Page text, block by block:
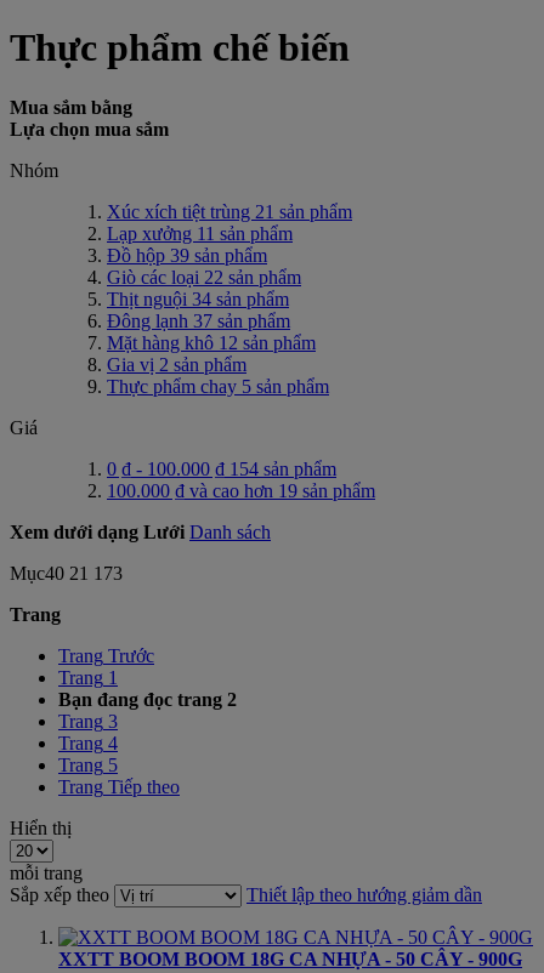
Thực phẩm chế biến
Mua sắm bằng
Lựa chọn mua sắm
Nhóm
Xúc xích tiệt trùng 21 sản phẩm
Lạp xưởng 11 sản phẩm
Đồ hộp 39 sản phẩm
Giò các loại 22 sản phẩm
Thịt nguội 34 sản phẩm
Đông lạnh 37 sản phẩm
Mặt hàng khô 12 sản phẩm
Gia vị 2 sản phẩm
Thực phẩm chay 5 sản phẩm
Giá
0 ₫ - 100.000 ₫ 154 sản phẩm
100.000 ₫ và cao hơn 19 sản phẩm
Xem dưới dạng Lưới Danh sách
Mục40 21 173
Trang
Trang Trước
Trang 1
Bạn đang đọc trang 2
Trang 3
Trang 4
Trang 5
Trang Tiếp theo
Hiển thị
mỗi trang
Sắp xếp theo
Thiết lập theo hướng giảm dần
XXTT BOOM BOOM 18G CA NHỰA - 50 CÂY - 900G